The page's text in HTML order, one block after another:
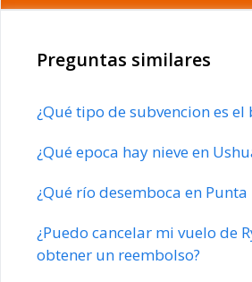
Preguntas similares
¿Qué tipo de subvencion es
¿Qué epoca hay nieve en
¿Qué río desemboca en Punta
¿Puedo cancelar mi vuelo de
obtener un reembolso?